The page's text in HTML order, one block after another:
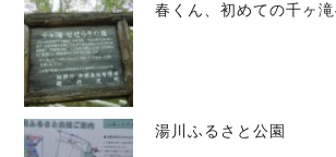
春くん、初めての千ヶ滝
湯川ふるさと公園